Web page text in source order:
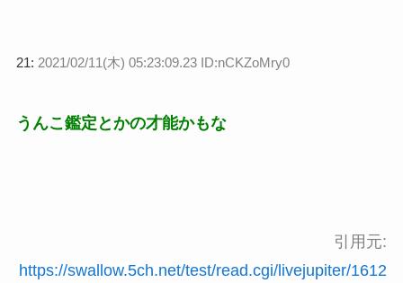
21: 2021/02/11(木) 05:23:09.23 ID:nCKZoMry0
うんこ鑑定とかの才能かもな
引用元:
https://swallow.5ch.net/test/read.cgi/livejupiter/1612